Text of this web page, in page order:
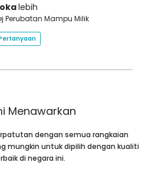
lebih
Perubatan Mampu Milik
Menawarkan
dengan semua rangkaian
mungkin untuk dipilih dengan kualiti
di negara ini.